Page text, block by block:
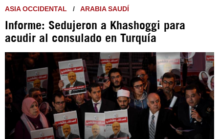
http://twitter.com/nexo_latino
https://urmedium.com/c/hispantv
Instagram como: hispan_tv
ASIA OCCIDENTAL / ARABIA SAUDÍ
Informe: Sedujeron a Khashoggi para
acudir al consulado en Turquía